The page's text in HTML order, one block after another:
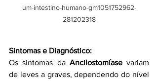
um-intestino-humano-gm1051752962-
281202318
Sintomas e Diagnóstico:
Os sintomas da Ancilostomíase variam
de leves a graves, dependendo do nível